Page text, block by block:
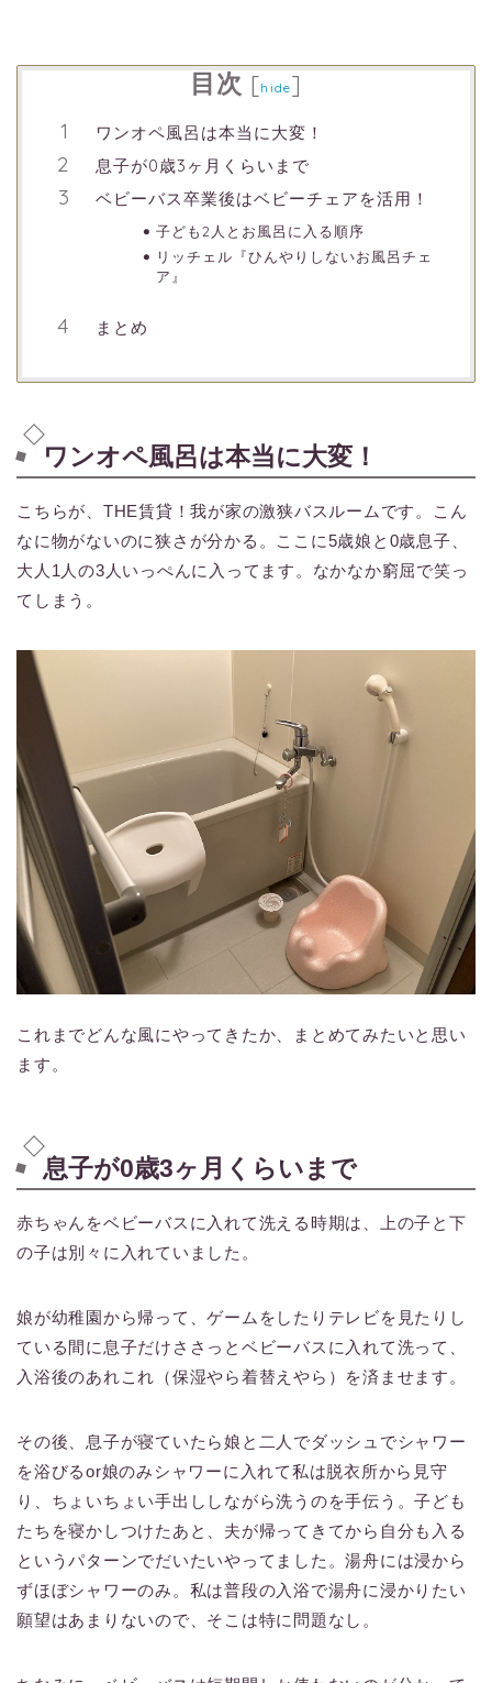
目次 [hide]
ワンオペ風呂は本当に大変！
息子が0歳3ヶ月くらいまで
ベビーバス卒業後はベビーチェアを活用！
子ども2人とお風呂に入る順序
リッチェル『ひんやりしないお風呂チェ
ア』
まとめ
ワンオペ風呂は本当に大変！
こちらが、THE賃貸！我が家の激狭バスルームです。こん
なに物がないのに狭さが分かる。ここに5歳娘と0歳息子、
大人1人の3人いっぺんに入ってます。なかなか窮屈で笑っ
てしまう。
これまでどんな風にやってきたか、まとめてみたいと思い
ます。
息子が0歳3ヶ月くらいまで
赤ちゃんをベビーバスに入れて洗える時期は、上の子と下
の子は別々に入れていました。
娘が幼稚園から帰って、ゲームをしたりテレビを見たりし
ている間に息子だけささっとベビーバスに入れて洗って、
入浴後のあれこれ（保湿やら着替えやら）を済ませます。
その後、息子が寝ていたら娘と二人でダッシュでシャワー
を浴びるor娘のみシャワーに入れて私は脱衣所から見守
り、ちょいちょい手出ししながら洗うのを手伝う。子ども
たちを寝かしつけたあと、夫が帰ってきてから自分も入る
というパターンでだいたいやってました。湯舟には浸から
ずほぼシャワーのみ。私は普段の入浴で湯舟に浸かりたい
願望はあまりないので、そこは特に問題なし。